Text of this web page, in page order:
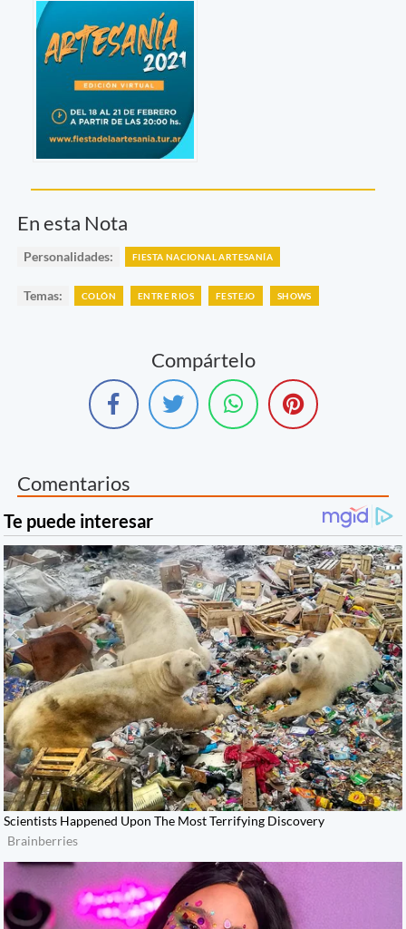
En esta Nota
Personalidades: FIESTA NACIONAL ARTESANÍA
Temas: COLÓN ENTRE RIOS FESTEJO SHOWS
Compártelo
Comentarios